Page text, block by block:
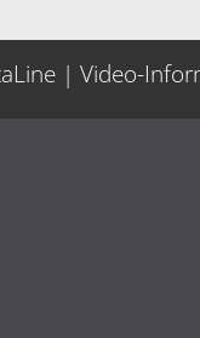
| Video-